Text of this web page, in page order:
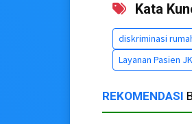
Kata
diskriminasi
Layanan Pasien
REKOMENDASI